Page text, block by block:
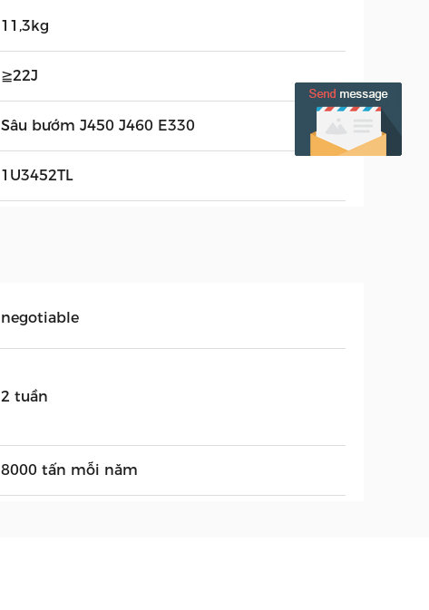
11,3kg
≧22J
Sâu bướm J450 J460 E330
1U3452TL
negotiable
2 tuần
8000 tấn mỗi năm